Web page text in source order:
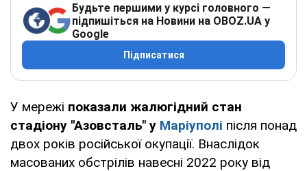
Будьте першими у курсі головного —
підпишіться на Новини на OBOZ.UA у
Google
Підписатися
У мережі показали жалюгідний стан
стадіону "Азовсталь" у Маріуполі після понад
двох років російської окупації. Внаслідок
масованих обстрілів навесні 2022 року від